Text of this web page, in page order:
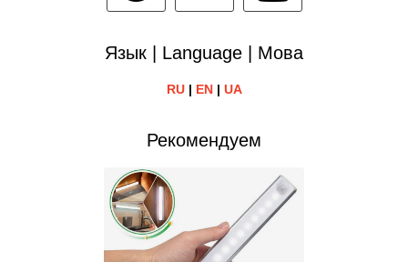
Язык | Language | Мова
RU| EN| UA
Рекомендуем